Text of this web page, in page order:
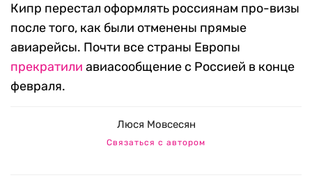
Кипр перестал оформлять россиянам про-визы
после того, как были отменены прямые
авиарейсы. Почти все страны Европы
прекратили авиасообщение с Россией в конце
февраля.
Люся Мовсесян
Связаться с автором